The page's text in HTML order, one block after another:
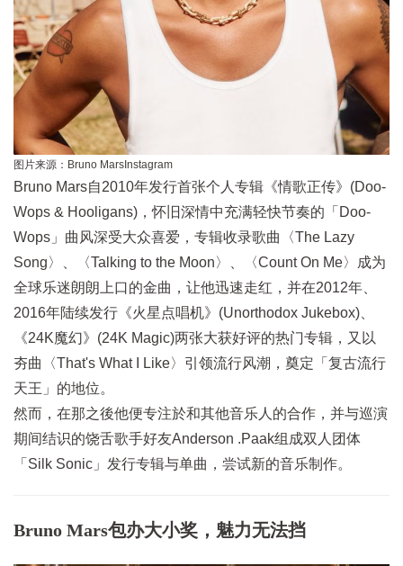
图片来源： Bruno MarsInstagram
Bruno Mars自2010年发行首张个人专辑《情歌正传》(Doo-
Wops & Hooligans)，怀旧深情中充满轻快节奏的「Doo-
Wops」曲风深受大众喜爱，专辑收录歌曲〈The Lazy
Song〉、〈Talking to the Moon〉、〈Count On Me〉成为
全球乐迷朗朗上口的金曲，让他迅速走红，并在2012年、
2016年陆续发行《火星点唱机》(Unorthodox Jukebox)、
《24K魔幻》(24K Magic)两张大获好评的热门专辑，又以
夯曲〈That's What I Like〉引领流行风潮，奠定「复古流行
天王」的地位。
然而，在那之後他便专注於和其他音乐人的合作，并与巡演
期间结识的饶舌歌手好友Anderson .Paak组成双人团体
「Silk Sonic」发行专辑与单曲，尝试新的音乐制作。
Bruno Mars包办大小奖，魅力无法挡